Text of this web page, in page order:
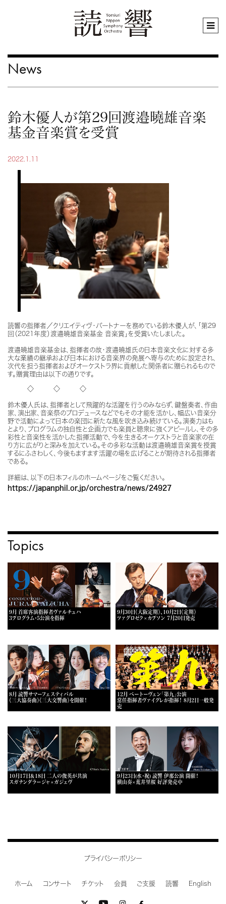
News
鈴木優人が第29回渡邉曉雄音楽
基金音楽賞を受賞
2022.1.11
読響の指揮者／クリエイティヴ・パートナーを務めている鈴木優人が、
「第29
回（2021年度）渡邉曉雄音楽基金 音楽賞」を受賞いたしました。
渡邉曉雄音楽基金は、指揮者の故・渡邉曉雄氏の日本音楽文化に対する多
大な業績の継承および日本における音楽界の発展へ寄与のために設定され、
次代を担う指揮者およびオーケストラ界に貢献した関係者に贈られるもので
す。 贈賞理由は以下の通りです。
◇ ◇ ◇
鈴木優人氏は、指揮者として飛躍的な活躍を行うのみならず、鍵盤奏者、作曲
家、演出家、音楽祭のプロデュースなどでもその才能を活かし、幅広い音楽分
野で活動によって日本の楽団に新たな風を吹き込み続けている。演奏力はも
とより、プログラムの独自性と企画力でも楽員と聴衆に強くアピールし、その多
彩性と音楽性を活かした指揮活動で、今を生きるオーケストラと音楽家の在
り方に広がりと深みを加えている。その多彩な活動は渡邉曉雄音楽賞を授賞
するにふさわしく、今後もますます活躍の場を広げることが期待される指揮者
である。
詳細は、以下の日本フィルのホームページをご覧ください。
https://japanphil.or.jp/orchestra/news/24927
Topics
9月 首席客演指揮者ヴァルチュハ
3プログラム・5公演を指揮
9月30日《大阪定期》、10月2日《定期》
ツァグロゼク×カプソン 7月20日発売
8月 読響サマーフェスティバル
《三大協奏曲》《三大交響曲》を開催！
12月 ベートーヴェン「第九」公演
常任指揮者ヴァイグレが指揮！ 8月2日一般発
売
10月17日＆18日 二人の俊英が共演
スガナンダラージャ×ガジェヴ
9月23日(水・祝) 読響 伊那公演 開催！
横山奏×荒井里桜 好評発売中
プライバシーポリシー
ホーム コンサート チケット 会員 ご支援 読響 English